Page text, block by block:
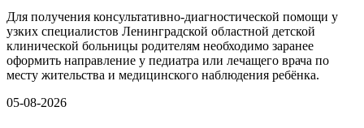
Для получения консультативно-диагностической помощи у
узких специалистов Ленинградской областной детской
клинической больницы родителям необходимо заранее
оформить направление у педиатра или лечащего врача по
месту жительства и медицинского наблюдения ребёнка.
05-08-2026